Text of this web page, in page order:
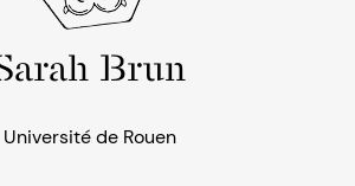
Brun
Université de Rouen